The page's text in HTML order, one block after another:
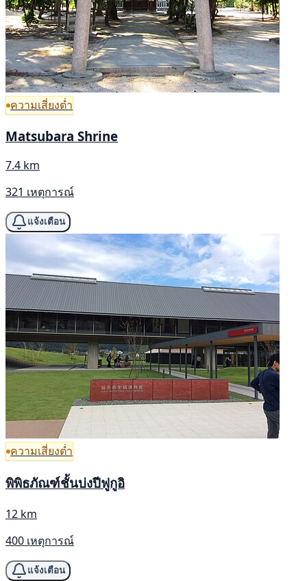
ความเสี่ยงต่ำ
Matsubara Shrine
7.4 km
321 เหตุการณ์
แจ้งเตือน
ความเสี่ยงต่ำ
พิพิธภัณฑ์ชั้นบ่งปีฟูกูอิ
12 km
400 เหตุการณ์
แจ้งเตือน